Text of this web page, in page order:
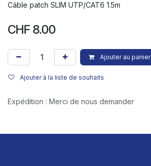
Câble patch SLIM UTP/CAT6 1.5m
CHF 8.00
Ajouter au panier
Ajouter à la liste de souhaits
Expédition : Merci de nous demander